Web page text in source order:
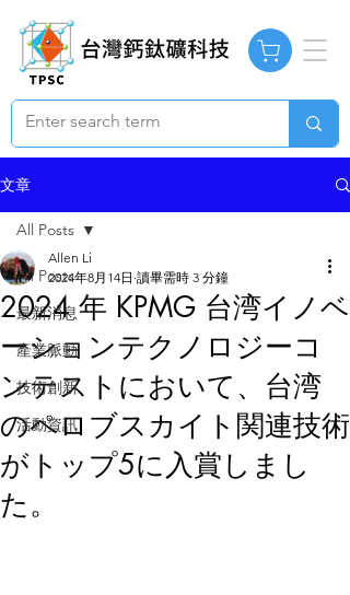
文章
All Posts
最新消息
產業脈動
技術創新
活動資訊
All Posts
2024 年 KPMG 台湾イノベ
ーションテクノロジーコ
ンテストにおいて、台湾
のペロブスカイト関連技術
がトップ5に入賞しまし
た。
Allen Li
2024年8月14日 讀畢需時 3 分鐘